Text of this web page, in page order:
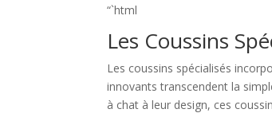
“`html
Les Coussins
Les coussins spécialisés
innovants transcendent la
à chat à leur design, ces